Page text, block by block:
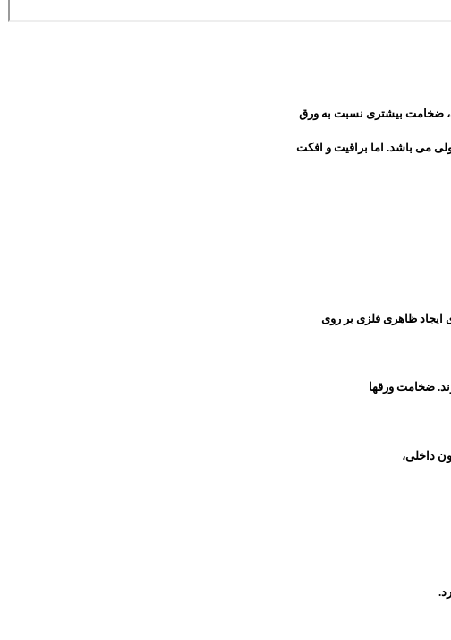
ضخامت بیشتری نسبت به ورق
می باشد. اما براقیت و افکت
ایجاد ظاهری فلزی بر روی
ضخامت ورقها
داخلی،